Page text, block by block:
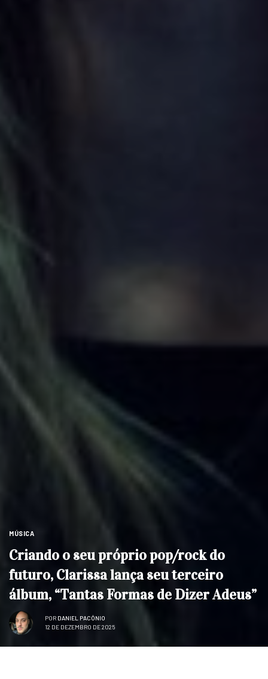
MÚSICA
Criando o seu próprio pop/rock do
futuro, Clarissa lança seu terceiro
álbum, “Tantas Formas de Dizer Adeus”
POR DANIEL PACÔNIO
12 DE DEZEMBRO DE 2025